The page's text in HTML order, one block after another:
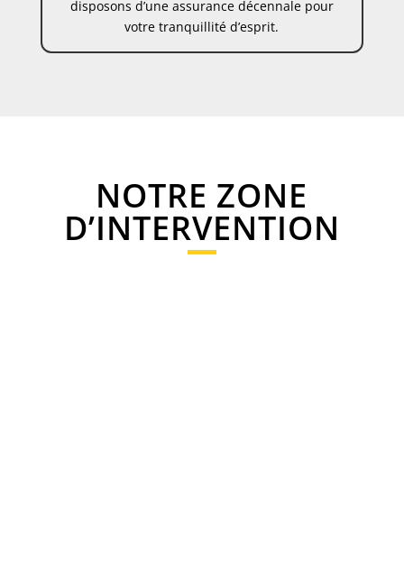
disposons d’une assurance décennale pour
votre tranquillité d’esprit.
NOTRE ZONE
D’INTERVENTION